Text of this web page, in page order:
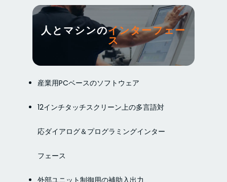
人とマシンのインターフェー
ス
産業用PCベースのソフトウェア
12インチタッチスクリーン上の多言語対
応ダイアログ＆プログラミングインター
フェース